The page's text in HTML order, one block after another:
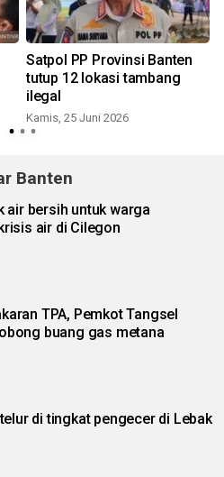
Satpol PP Provinsi Banten
tutup 12 lokasi tambang
ilegal
Kamis, 25 Juni 2026
Banten
air bersih untuk warga
air di Cilegon
TPA, Pemkot Tangsel
buang gas metana
di tingkat pengecer di Lebak